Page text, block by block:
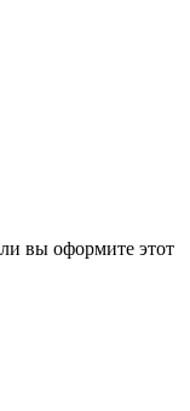
вы оформите этот